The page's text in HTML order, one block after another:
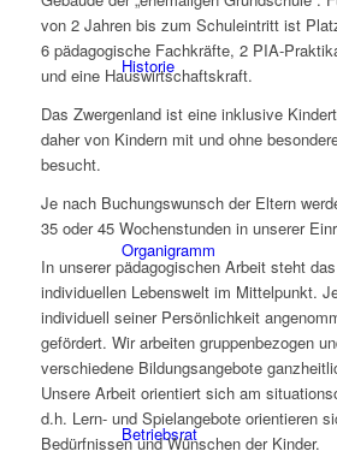
Historie
Organigramm
Betriebsrat
von 2 Jahren bis zum Schuleintritt ist
6 pädagogische Fachkräfte, 2 PIA-
und eine Hauswirtschaftskraft.
Das Zwergenland ist eine inklusive
daher von Kindern mit und ohne
besucht.
Je nach Buchungswunsch der Eltern
35 oder 45 Wochenstunden in unserer
In unserer pädagogischen Arbeit steht
individuellen Lebenswelt im Mittelpunkt.
individuell seiner Persönlichkeit
gefördert. Wir arbeiten gruppenbezogen
verschiedene Bildungsangebote
Unsere Arbeit orientiert sich am
d.h. Lern- und Spielangebote orientieren
Bedürfnissen und Wünschen der Kinder.